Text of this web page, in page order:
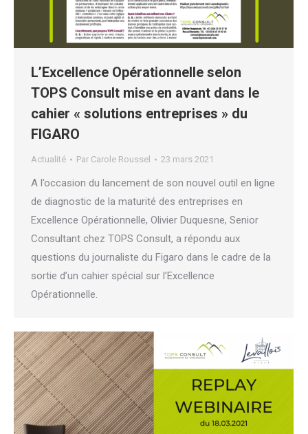
L’Excellence Opérationnelle selon
TOPS Consult mise en avant dans le
cahier « solutions entreprises » du
FIGARO
Actualité Par Carole Roussel 23 mars 2021
A l’occasion du lancement de son nouvel outil en ligne
de diagnostic de la maturité des entreprises en
Excellence Opérationnelle, Olivier Duquesne, Senior
Consultant chez TOPS Consult, a répondu aux
questions du journaliste du Figaro dans le cadre de la
sortie d’un cahier spécial sur l’Excellence
Opérationnelle.